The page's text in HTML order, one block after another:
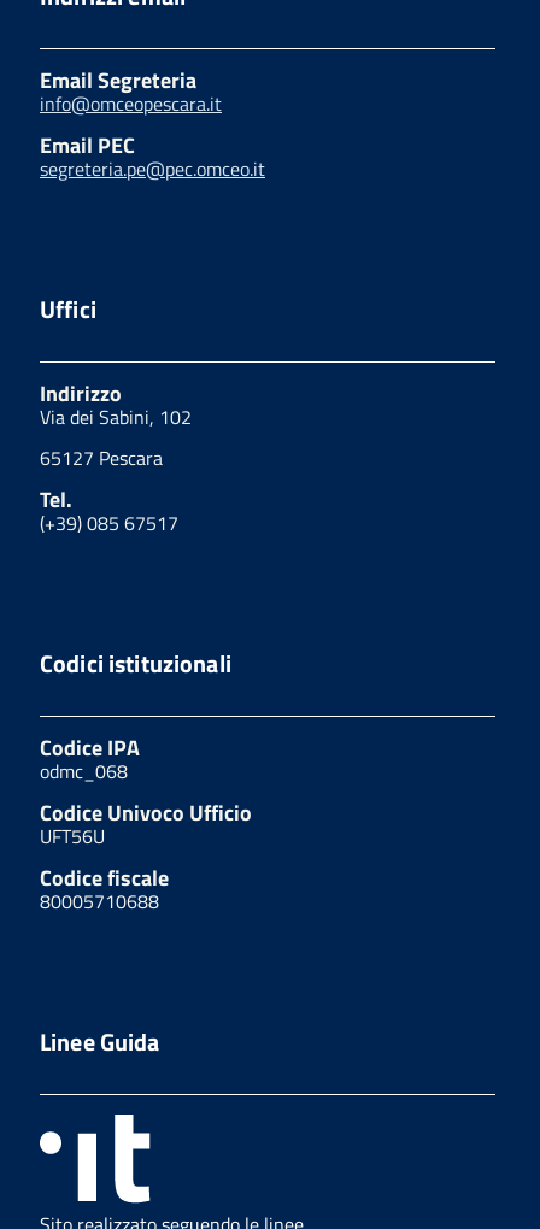
Email Segreteria
info@omceopescara.it
Email PEC
segreteria.pe@pec.omceo.it
Uffici
Indirizzo
Via dei Sabini, 102
65127 Pescara
Tel.
(+39) 085 67517
Codici istituzionali
Codice IPA
odmc_068
Codice Univoco Ufficio
UFT56U
Codice fiscale
80005710688
Linee Guida